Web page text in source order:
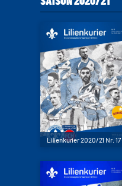
Lilienkurier 2020/21 Nr. 17